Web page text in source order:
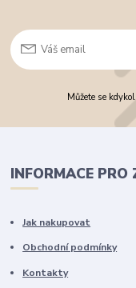
Můžete se
INFORMACE
Jak nakupovat
Obchodní podmínky
Kontakty